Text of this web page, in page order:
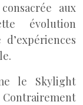
aux
évolution
le Skylight